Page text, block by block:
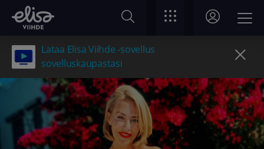
Lataa Elisa Viihde -sovellus
sovelluskaupastasi